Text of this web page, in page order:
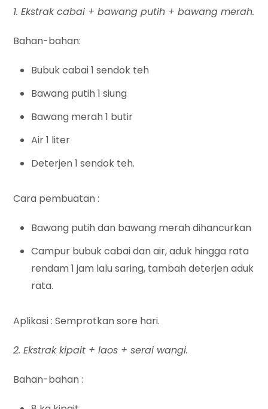
1. Ekstrak cabai + bawang putih + bawang merah.
Bahan-bahan:
Bubuk cabai 1 sendok teh
Bawang putih 1 siung
Bawang merah 1 butir
Air 1 liter
Deterjen 1 sendok teh.
Cara pembuatan :
Bawang putih dan bawang merah dihancurkan
Campur bubuk cabai dan air, aduk hingga rata
rendam 1 jam lalu saring, tambah deterjen aduk
rata.
Aplikasi : Semprotkan sore hari.
2. Ekstrak kipait + laos + serai wangi.
Bahan-bahan :